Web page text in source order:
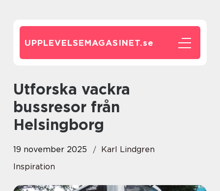
UPPLEVELSEMAGASINET.se
Utforska vackra
bussresor från
Helsingborg
19 november 2025
Karl Lindgren
Inspiration